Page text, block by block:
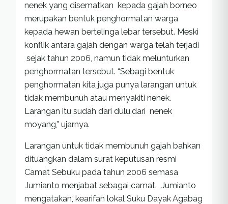
nenek yang disematkan kepada gajah borneo
merupakan bentuk penghormatan warga
kepada hewan bertelinga lebar tersebut. Meski
konflik antara gajah dengan warga telah terjadi
sejak tahun 2006, namun tidak melunturkan
penghormatan tersebut. “Sebagi bentuk
penghormatan kita juga punya larangan untuk
tidak membunuh atau menyakiti nenek.
Larangan itu sudah dari dulu,dari nenek
moyang,” ujarnya.
Larangan untuk tidak membunuh gajah bahkan
dituangkan dalam surat keputusan resmi
Camat Sebuku pada tahun 2006 semasa
Jumianto menjabat sebagai camat. Jumianto
mengatakan, kearifan lokal Suku Dayak Agabag